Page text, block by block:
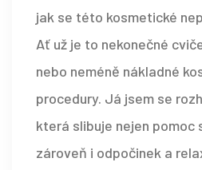
jak se této kosmetické
Ať už je to nekonečné
nebo neméně nákladné
procedury. Já jsem se
která slibuje nejen pomoc
zároveň i odpočinek a